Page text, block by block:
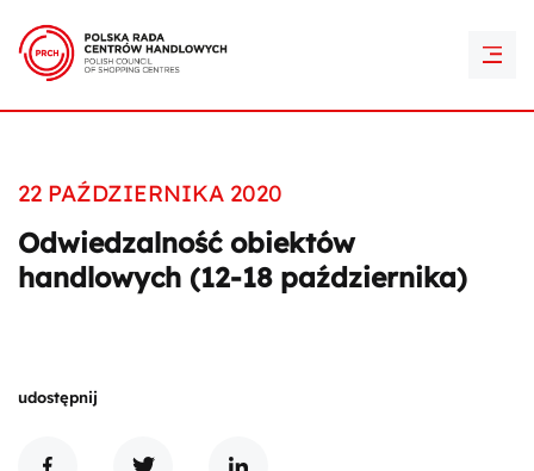
22 PAŹDZIERNIKA 2020
Odwiedzalność obiektów
handlowych (12-18 października)
udostępnij